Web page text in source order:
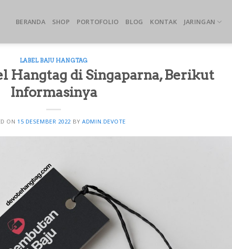
BERANDA SHOP PORTOFOLIO BLOG KONTAK JARINGAN
LABEL BAJU HANGTAG
Hangtag di Singaparna, Berikut
Informasinya
ON 15 DESEMBER 2022 BYADMIN.DEVOTE